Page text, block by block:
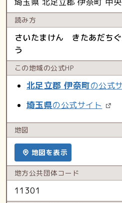
埼玉県 北足立郡 伊奈町 中央
読み方
さいたまけん きたあだち
う
この地域の公式HP
北足立郡 伊奈町の公式
埼玉県の公式サイト
地図
地図を表示
地方公共団体コード
11301